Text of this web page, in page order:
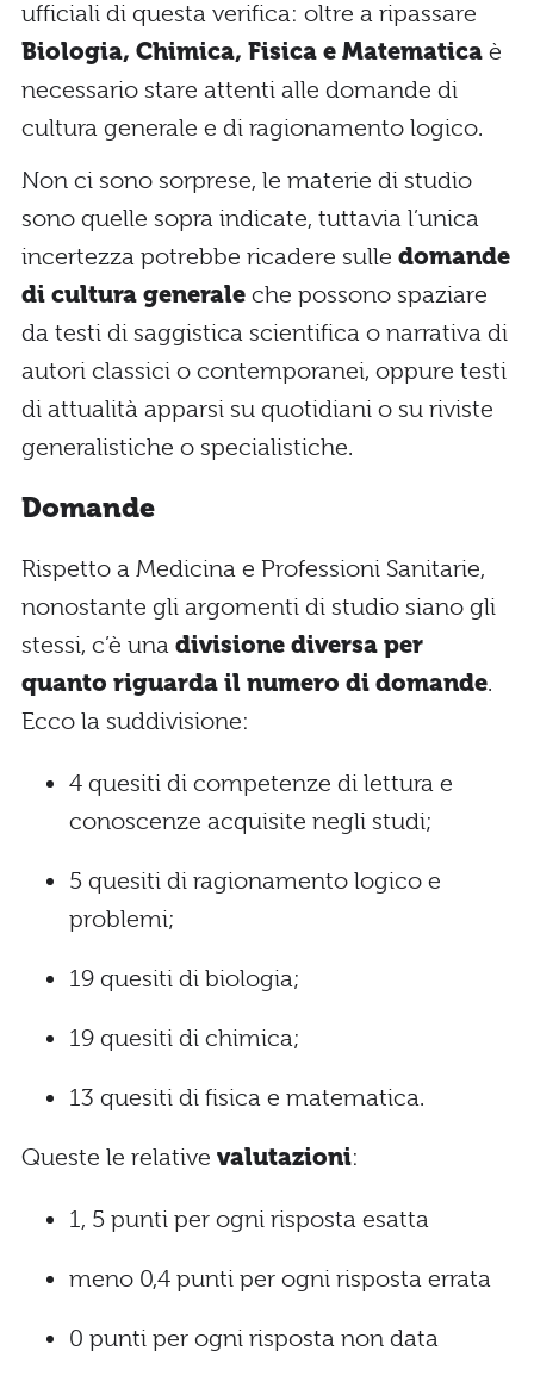
ufficiali di questa verifica: oltre a ripassare
Biologia, Chimica, Fisica e Matematica è
necessario stare attenti alle domande di
cultura generale e di ragionamento logico.
Non ci sono sorprese, le materie di studio
sono quelle sopra indicate, tuttavia l’unica
incertezza potrebbe ricadere sulle domande
di cultura generale che possono spaziare
da testi di saggistica scientifica o narrativa di
autori classici o contemporanei, oppure testi
di attualità apparsi su quotidiani o su riviste
generalistiche o specialistiche.
Domande
Rispetto a Medicina e Professioni Sanitarie,
nonostante gli argomenti di studio siano gli
stessi, c’è una divisione diversa per
quanto riguarda il numero di domande.
Ecco la suddivisione:
4 quesiti di competenze di lettura e
conoscenze acquisite negli studi;
5 quesiti di ragionamento logico e
problemi;
19 quesiti di biologia;
19 quesiti di chimica;
13 quesiti di fisica e matematica.
Queste le relative valutazioni:
1, 5 punti per ogni risposta esatta
meno 0,4 punti per ogni risposta errata
0 punti per ogni risposta non data